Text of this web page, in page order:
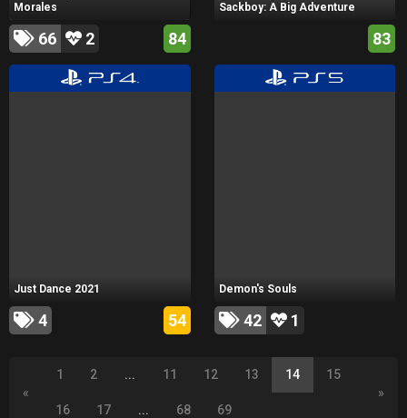
Morales
66 2 84
Sackboy: A Big Adventure
83
Just Dance 2021
4 54
Demon's Souls
42 1
«
1 2 ... 11 12 13 14 15
16 17 ... 68 69
»